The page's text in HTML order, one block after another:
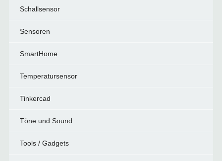
Schallsensor
Sensoren
SmartHome
Temperatursensor
Tinkercad
Töne und Sound
Tools / Gadgets